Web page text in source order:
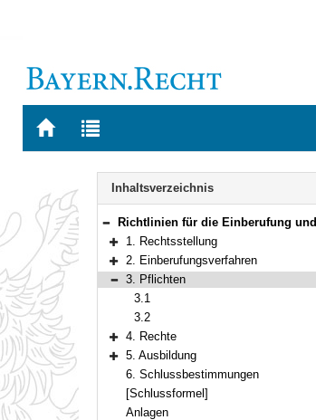
Zur
BAYERN.RECHT
Zur
letzten
Navigation
Inhaltsverzeichnis
Bereich reduzieren
Richtlinien für die Einberufung und Ausbildung von Polizeidienstanfängern des Freistaates Bayern
Bereich erweitern
1. Rechtsstellung
Bereich erweitern
2. Einberufungsverfahren
Bereich reduzieren
3. Pflichten
3.1
3.2
Bereich erweitern
4. Rechte
Bereich erweitern
5. Ausbildung
6. Schlussbestimmungen
[Schlussformel]
Anlagen